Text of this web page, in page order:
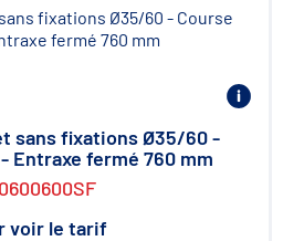
sans fixations Ø35/60 -
Entraxe fermé 760 mm
voir le tarif